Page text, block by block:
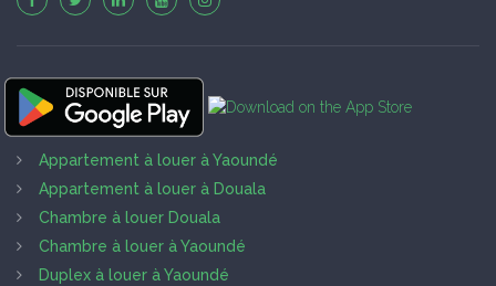
Appartement à louer à Yaoundé
Appartement à louer à Douala
Chambre à louer Douala
Chambre à louer à Yaoundé
Duplex à louer à Yaoundé